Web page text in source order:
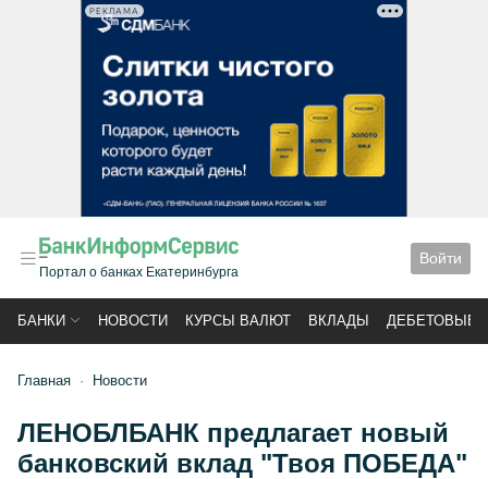
РЕКЛАМА
Портал о банках Екатеринбурга
Войти
БАНКИ НОВОСТИ КУРСЫ ВАЛЮТ ВКЛАДЫ ДЕБЕТОВЫЕ
Главная Новости
ЛЕНОБЛБАНК предлагает новый
банковский вклад "Твоя ПОБЕДА"